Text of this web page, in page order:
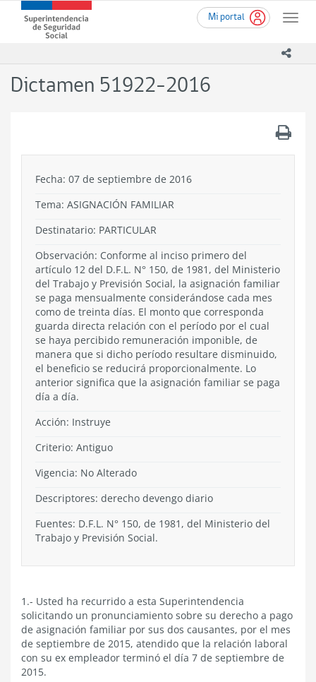
contenido
Mi portal
Toggle
Superintendencia
de
-
Dictamen 51922-2016
Fecha: 07 de septiembre de 2016
Tema: ASIGNACIÓN FAMILIAR
Destinatario: PARTICULAR
Observación: Conforme al inciso primero del
artículo 12 del D.F.L. N° 150, de 1981, del Ministerio
del Trabajo y Previsión Social, la asignación familiar
se paga mensualmente considerándose cada mes
como de treinta días. El monto que corresponda
guarda directa relación con el período por el cual
se haya percibido remuneración imponible, de
manera que si dicho período resultare disminuido,
el beneficio se reducirá proporcionalmente. Lo
anterior significa que la asignación familiar se paga
día a día.
Acción: Instruye
Criterio: Antiguo
Vigencia: No Alterado
Descriptores: derecho devengo diario
Fuentes: D.F.L. N° 150, de 1981, del Ministerio del
Trabajo y Previsión Social.
1.- Usted ha recurrido a esta Superintendencia
solicitando un pronunciamiento sobre su derecho a pago
de asignación familiar por sus dos causantes, por el mes
de septiembre de 2015, atendido que la relación laboral
con su ex empleador terminó el día 7 de septiembre de
2015.